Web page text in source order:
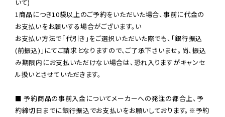
いて)
1商品につき10袋以上のご予約をいただいた場合、事前に代金の
お支払いをお願いする場合がございます。い
お支払い方法で「代引き」をご選択いただいた際でも、「銀行振込
(前振込)」にてご請求となりますので、ご了承下さいませ。尚、振込
み期限内にお支払いただけない場合は、恐れ入りますがキャンセ
ル扱いとさせていただきます。
■ 予約商品の事前入金についてメーカーへの発注の都合上、予
約締切日までに銀行振込でお支払いをお願いしております。※予約